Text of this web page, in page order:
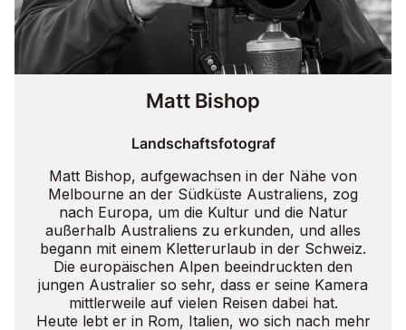
Matt Bishop
Landschaftsfotograf
Matt Bishop, aufgewachsen in der Nähe von
Melbourne an der Südküste Australiens, zog
nach Europa, um die Kultur und die Natur
außerhalb Australiens zu erkunden, und alles
begann mit einem Kletterurlaub in der Schweiz.
Die europäischen Alpen beeindruckten den
jungen Australier so sehr, dass er seine Kamera
mittlerweile auf vielen Reisen dabei hat.
Heute lebt er in Rom, Italien, wo sich nach mehr